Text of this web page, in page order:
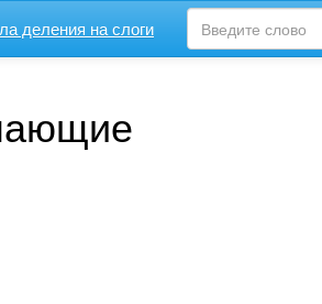
деления на слоги